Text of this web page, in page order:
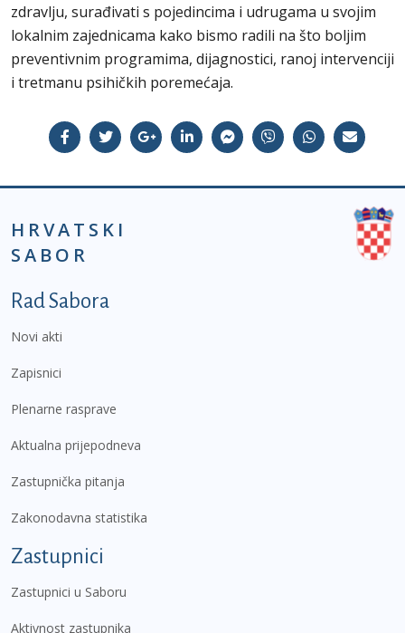
zdravlju, surađivati s pojedincima i udrugama u svojim
lokalnim zajednicama kako bismo radili na što boljim
preventivnim programima, dijagnostici, ranoj intervenciji
i tretmanu psihičkih poremećaja.
HRVATSKI
SABOR
Podnožje prvi izbornik
Rad Sabora
Novi akti
Zapisnici
Plenarne rasprave
Aktualna prijepodneva
Zastupnička pitanja
Zakonodavna statistika
Zastupnici
Zastupnici u Saboru
Aktivnost zastupnika